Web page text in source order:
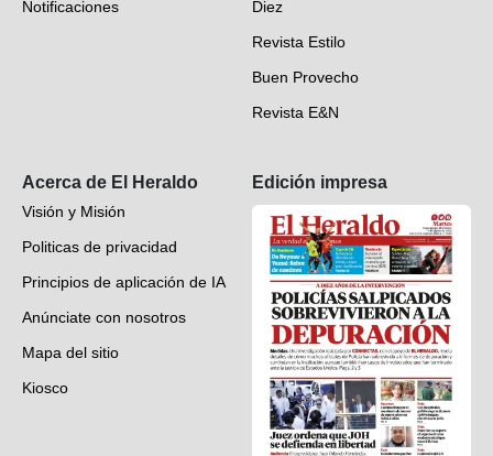
Videos
Notificaciones
Diez
Revista Estilo
Buen Provecho
Revista E&N
Acerca de El Heraldo
Visión y Misión
Politicas de privacidad
Principios de aplicación de IA
Anúnciate con nosotros
Mapa del sitio
Kiosco
Edición impresa